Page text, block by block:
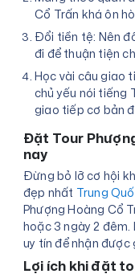
Cổ Trấn khá ôn
Đổi tiền tệ: Nên
đi để thuận tiện
Học vài câu giao
chủ yếu nói tiếng
giao tiếp cơ bản
Đặt Tour
nay
Đừng bỏ lỡ cơ hội
đẹp nhất Trung
Phượng Hoàng Cổ
hoặc 3 ngày 2 đêm.
uy tín để nhận
Lợi ích khi đặt